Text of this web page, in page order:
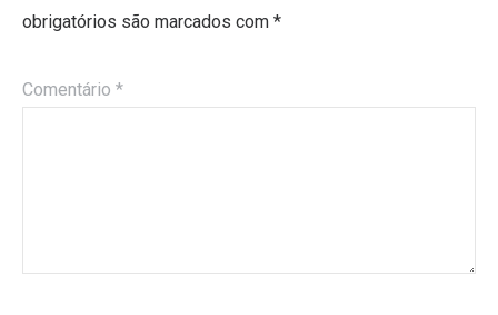
obrigatórios são marcados com *
Comentário *